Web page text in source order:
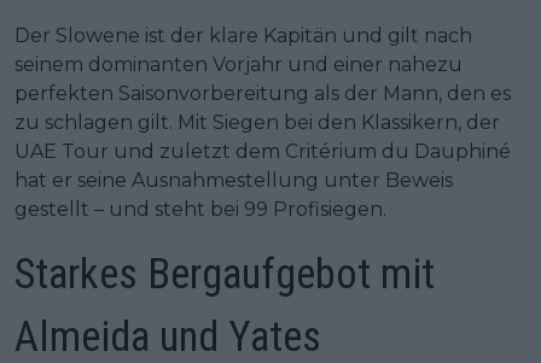
Der Slowene ist der klare Kapitän und gilt nach
seinem dominanten Vorjahr und einer nahezu
perfekten Saisonvorbereitung als der Mann, den es
zu schlagen gilt. Mit Siegen bei den Klassikern, der
UAE Tour und zuletzt dem Critérium du Dauphiné
hat er seine Ausnahmestellung unter Beweis
gestellt – und steht bei 99 Profisiegen.
Starkes Bergaufgebot mit
Almeida und Yates